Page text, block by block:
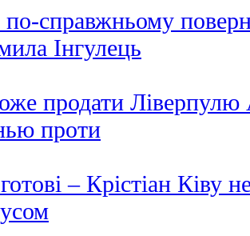
справжньому
Інгулець
продати
проти
– Крістіан Ківу